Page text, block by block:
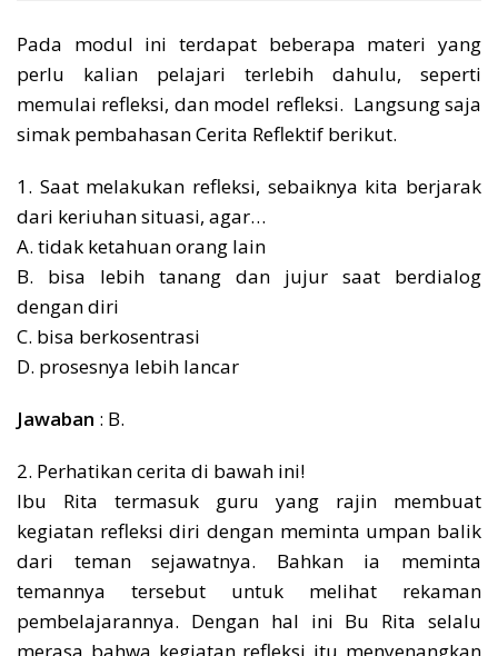
Pada modul ini terdapat beberapa materi yang
perlu kalian pelajari terlebih dahulu, seperti
memulai refleksi, dan model refleksi. Langsung saja
simak pembahasan Cerita Reflektif berikut.
1. Saat melakukan refleksi, sebaiknya kita berjarak
dari keriuhan situasi, agar…
A. tidak ketahuan orang lain
B. bisa lebih tanang dan jujur saat berdialog
dengan diri
C. bisa berkosentrasi
D. prosesnya lebih lancar
Jawaban : B.
2. Perhatikan cerita di bawah ini!
Ibu Rita termasuk guru yang rajin membuat
kegiatan refleksi diri dengan meminta umpan balik
dari teman sejawatnya. Bahkan ia meminta
temannya tersebut untuk melihat rekaman
pembelajarannya. Dengan hal ini Bu Rita selalu